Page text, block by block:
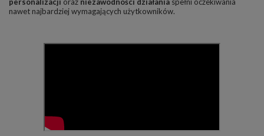
personalizacji oraz niezawodności działania spełni oczekiwania
nawet najbardziej wymagających użytkowników.